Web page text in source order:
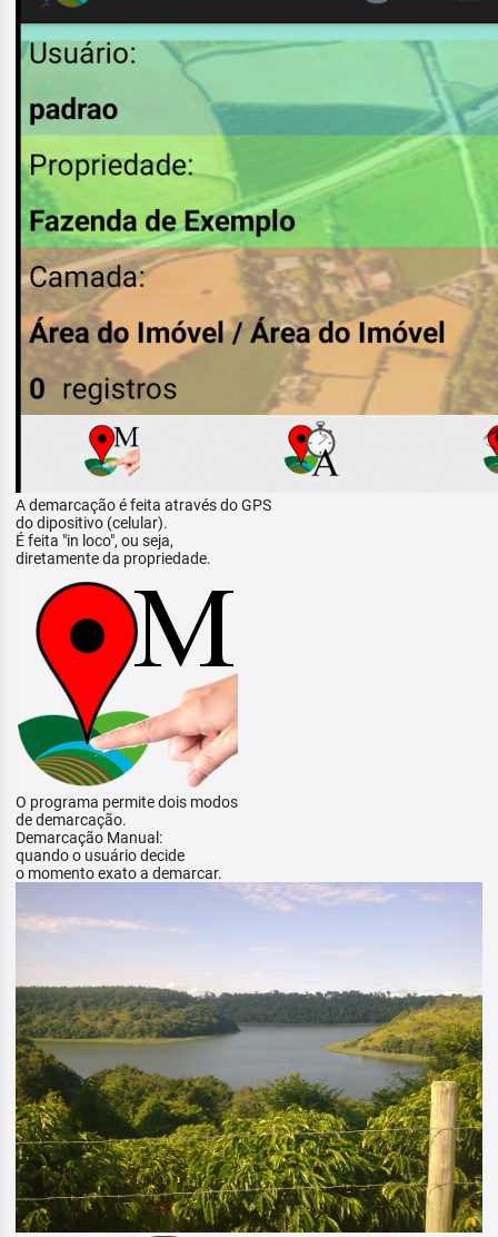
A demarcação é feita através do GPS
do dipositivo (celular).
É feita "in loco", ou seja,
diretamente da propriedade.
O programa permite dois modos
de demarcação.
Demarcação Manual:
quando o usuário decide
o momento exato a demarcar.